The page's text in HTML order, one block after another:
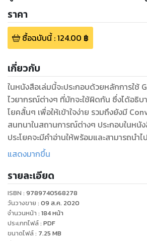
ราคา
ซื้อฉบับนี้:124.00 ฿
เกี่ยวกับ
ในหนังสือเล่มนี้จะประกอบด้วยหลักการใช้
ไวยากรณ์ต่างๆ ที่มักจะใช้ผิดกัน ซึ่งได้อธิบ
โยคสั้นๆ เพื่อให้เข้าใจง่าย รวมถึงยังมี
สนทนาในสถานการณ์ต่างๆ ประกอบในหนั
ประโยคจะมีคำอ่านให้พร้อมและสามารถนำไ
แสดงมากขึ้น
รายละเอียด
ISBN : 9789740568278
วันวางขาย : 09 ส.ค. 2020
จำนวนหน้า : 184หน้า
ประเภทไฟล์: PDF
ขนาดไฟล์: 7.25 MB